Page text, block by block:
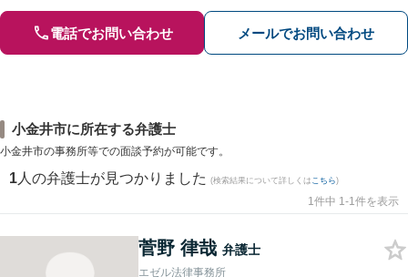
電話でお問い合わせ メールでお問い合わせ
小金井市に所在する弁護士
小金井市の事務所等での面談予約が可能です。
1 人の弁護士が見つかりました (検索結果について詳しくは こちら)
1件中 1-1件を表示
菅野 律哉 弁護士
エゼル法律事務所